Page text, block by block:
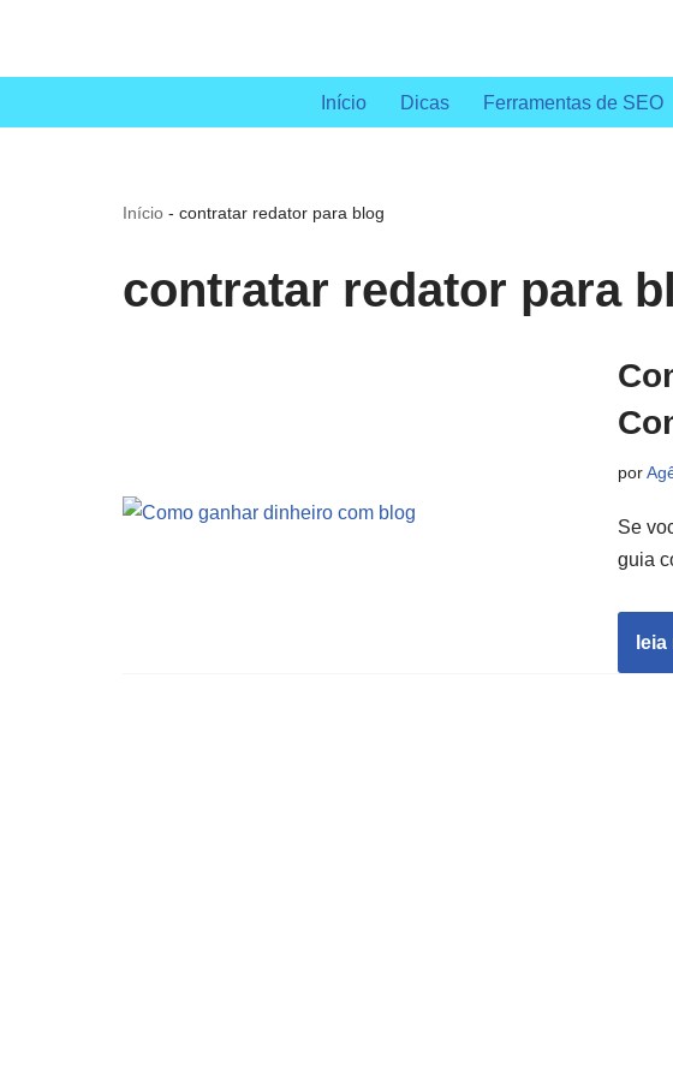
o
Início Dicas Ferramentas de SEO
Início - contratar redator para blog
contratar redator para
por
Se
guia